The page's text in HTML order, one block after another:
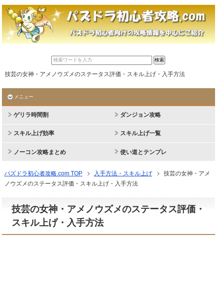
技芸の女神・アメノウズメのステータス評価・スキル上げ・入手方法
メニュー
ゲリラ時間割 ダンジョン攻略
スキル上げ効率 スキル上げ一覧
ノーコン攻略まとめ 使い道とテンプレ
パズドラ初心者攻略.com TOP 入手方法・スキル上げ
技芸の女神・アメ
ノウズメのステータス評価・スキル上げ・入手方法
技芸の女神・アメノウズメのステータス評価・
スキル上げ・入手方法